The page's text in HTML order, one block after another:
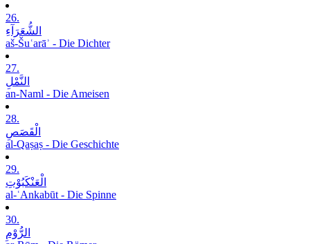
26.
الشُّعَرَآءِ
aš-Šuʿarāʾ - Die Dichter
27.
النَّمْلِ
an-Naml - Die Ameisen
28.
الْقَصَصِ
al-Qaṣaṣ - Die Geschichte
29.
الْعَنْکَبُوْتِ
al-ʿAnkabūt - Die Spinne
30.
الرُّوْمِ